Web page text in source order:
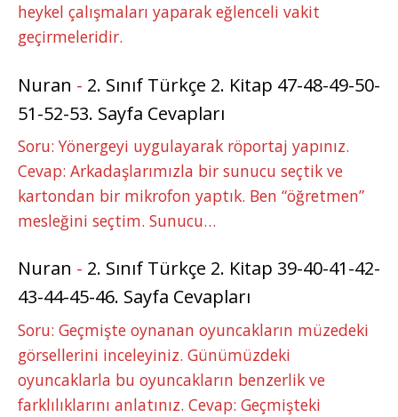
heykel çalışmaları yaparak eğlenceli vakit
geçirmeleridir.
Nuran - 2. Sınıf Türkçe 2. Kitap 47-48-49-50-
51-52-53. Sayfa Cevapları
Soru: Yönergeyi uygulayarak röportaj yapınız.
Cevap: Arkadaşlarımızla bir sunucu seçtik ve
kartondan bir mikrofon yaptık. Ben “öğretmen”
mesleğini seçtim. Sunucu…
Nuran - 2. Sınıf Türkçe 2. Kitap 39-40-41-42-
43-44-45-46. Sayfa Cevapları
Soru: Geçmişte oynanan oyuncakların müzedeki
görsellerini inceleyiniz. Günümüzdeki
oyuncaklarla bu oyuncakların benzerlik ve
farklılıklarını anlatınız. Cevap: Geçmişteki